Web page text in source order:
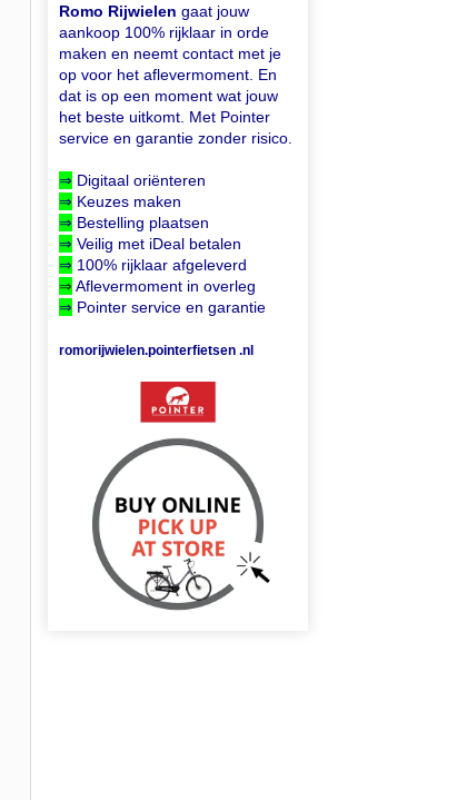
Romo Rijwielen gaat jouw
aankoop 100% rijklaar in orde
maken en neemt contact met je
op voor het aflevermoment. En
dat is op een moment wat jouw
het beste uitkomt. Met Pointer
service en garantie zonder risico.
⇒ Digitaal oriënteren
⇒ Keuzes maken
⇒ Bestelling plaatsen
⇒ Veilig met iDeal betalen
⇒ 100% rijklaar afgeleverd
⇒ Aflevermoment in overleg
⇒ Pointer service en garantie
romorijwielen.pointerfietsen .nl